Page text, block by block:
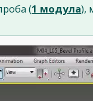
(1 модула),